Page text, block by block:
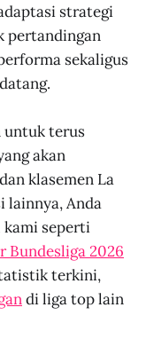
strategi
pertandingan
sekaligus
untuk terus
akan
klasemen La
lainnya, Anda
kami seperti
Bundesliga 2026
terkini,
di liga top lain